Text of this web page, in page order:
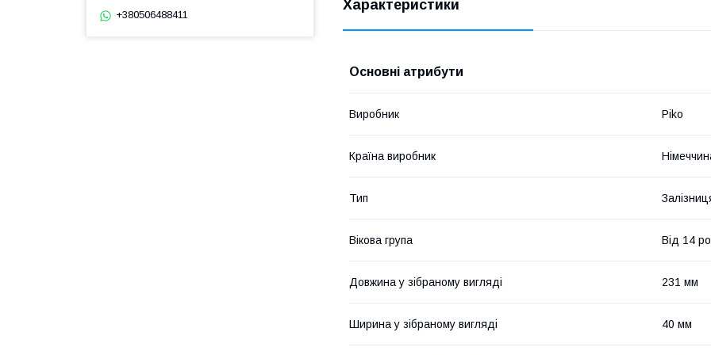
Характеристики
Основні атрибути
Виробник Piko
Країна виробник
Тип
Вікова група Від 14
Довжина у зібраному вигляді 231 мм
Ширина у зібраному вигляді 40 мм
+380506488411